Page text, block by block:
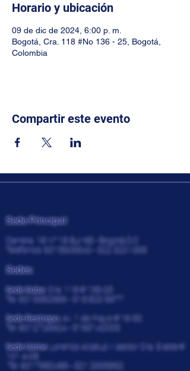
Horario y ubicación
09 de dic de 2024, 6:00 p. m.
Bogotá, Cra. 118 #No 136 - 25, Bogotá,
Colombia
Compartir este evento
Sede Principal:
Carrera. 18 N° 18 Sur 68 - Bogotá D.C
Teléfonos: 6015605540 - 322 3201065
Sedes:
Sede Suba: Cra. 118 # 136-25
Tel: 6015362966 - 315 820 5977
Sede Restrepo: Av. 1 de mayo # 16-30
Tel: 6012726924- 3195142033
Sede Usme: Lorenzo Alcatuz II sector Cra. 5 este #
101 A-08
Tel: 6017682486 - 321 2935892